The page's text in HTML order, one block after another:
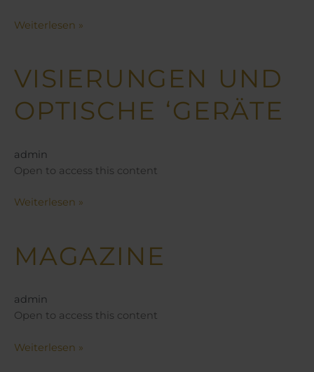
Weiterlesen »
VISIERUNGEN UND
OPTISCHE ‘GERÄTE
admin
Open to access this content
Visierungen
und
optische
‘Geräte
Weiterlesen »
MAGAZINE
admin
Open to access this content
Magazine
Weiterlesen »